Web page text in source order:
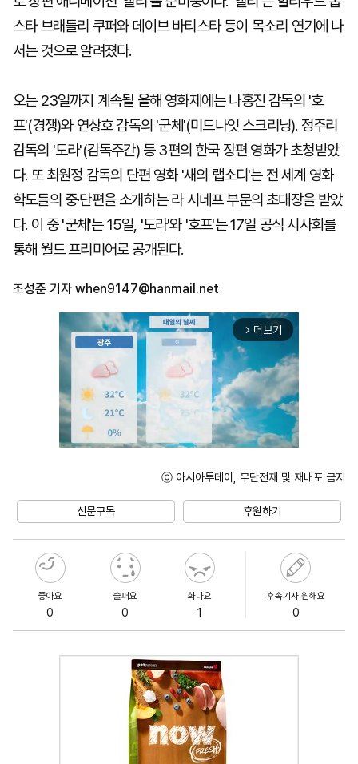
스타 브래들리 쿠퍼와 데이브 바티스타 등이 목소리 연기에 나
서는 것으로 알려졌다.
오는 23일까지 계속될 올해 영화제에는 나홍진 감독의 '호
프'(경쟁)와 연상호 감독의 '군체'(미드나잇 스크리닝). 정주리
감독의 '도라'(감독주간) 등 3편의 한국 장편 영화가 초청받았
다. 또 최원정 감독의 단편 영화 '새의 랩소디'는 전 세계 영화
학도들의 중·단편을 소개하는 라 시네프 부문의 초대장을 받았
다. 이 중 '군체'는 15일, '도라'와 '호프'는 17일 공식 시사회를
통해 월드 프리미어로 공개된다.
조성준 기자 when9147@hanmail.net
arrow_forward_ios 더보기
ⓒ 아시아투데이, 무단전재 및 재배포 금지
신문구독 후원하기
좋아요
0
슬퍼요
0
화나요
1
후속기사 원해요
0